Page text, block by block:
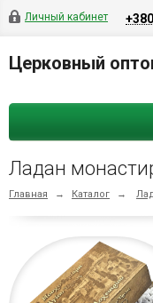
Личный кабинет
Церковный
Ладан
Главная → Каталог →